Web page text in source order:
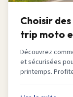
Choisir
trip moto
Découvrez
et sécurisées
printemps.